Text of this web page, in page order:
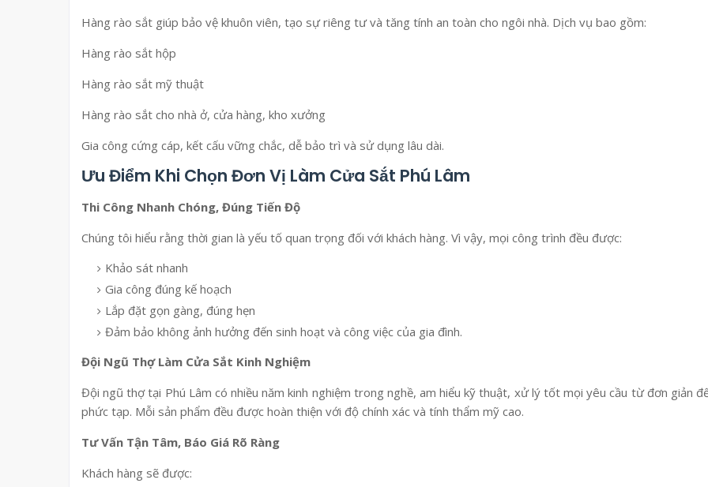
Hàng rào sắt giúp bảo vệ khuôn viên, tạo sự riêng tư và tăng tính an toàn cho ngôi nhà. Dịch vụ bao gồm:
Hàng rào sắt hộp
Hàng rào sắt mỹ thuật
Hàng rào sắt cho nhà ở, cửa hàng, kho xưởng
Gia công cứng cáp, kết cấu vững chắc, dễ bảo trì và sử dụng lâu dài.
Ưu Điểm Khi Chọn Đơn Vị Làm Cửa Sắt Phú Lâm
Thi Công Nhanh Chóng, Đúng Tiến Độ
Chúng tôi hiểu rằng thời gian là yếu tố quan trọng đối với khách hàng. Vì vậy, mọi công trình đều được:
Khảo sát nhanh
Gia công đúng kế hoạch
Lắp đặt gọn gàng, đúng hẹn
Đảm bảo không ảnh hưởng đến sinh hoạt và công việc của gia đình.
Đội Ngũ Thợ Làm Cửa Sắt Kinh Nghiệm
Đội ngũ thợ tại Phú Lâm có nhiều năm kinh nghiệm trong nghề, am hiểu kỹ thuật, xử lý tốt mọi yêu cầu từ đơn giản
phức tạp. Mỗi sản phẩm đều được hoàn thiện với độ chính xác và tính thẩm mỹ cao.
Tư Vấn Tận Tâm, Báo Giá Rõ Ràng
Khách hàng sẽ được: